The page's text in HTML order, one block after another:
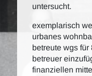
untersucht.
exemplarisch
urbanes
betreute wgs
betreuer
finanziellen